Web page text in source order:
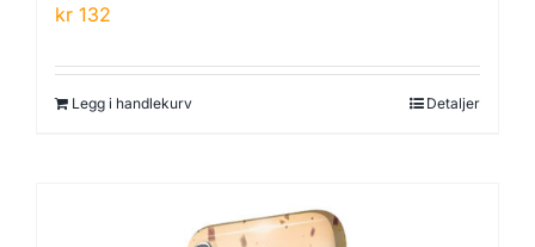
kr 132
Legg i handlekurv Detaljer